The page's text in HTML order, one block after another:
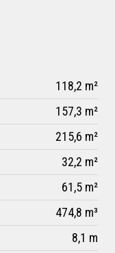
118,2 m²
157,3 m²
215,6 m²
32,2 m²
61,5 m²
474,8 m³
8,1 m